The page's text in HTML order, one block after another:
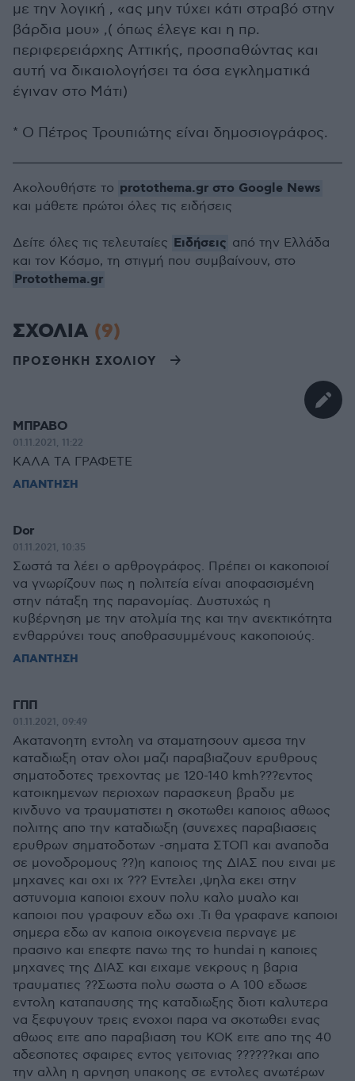
με την λογική , «ας μην τύχει κάτι στραβό στην
βάρδια μου» ,( όπως έλεγε και η πρ.
περιφερειάρχης Αττικής, προσπαθώντας και
αυτή να δικαιολογήσει τα όσα εγκληματικά
έγιναν στο Μάτι)
* Ο Πέτρος Τρουπιώτης είναι δημοσιογράφος.
Ακολουθήστε το protothema.gr στο Google News
και μάθετε πρώτοι όλες τις ειδήσεις
Δείτε όλες τις τελευταίες Ειδήσεις από την Ελλάδα
και τον Κόσμο, τη στιγμή που συμβαίνουν, στο
Protothema.gr
ΣΧΟΛΙΑ (9)
ΠΡΟΣΘΗΚΗ ΣΧΟΛΙΟΥ
ΜΠΡΑΒΟ
01.11.2021, 11:22
ΚΑΛΑ ΤΑ ΓΡΑΦΕΤΕ
ΑΠΑΝΤΗΣΗ
Dor
01.11.2021, 10:35
Σωστά τα λέει ο αρθρογράφος. Πρέπει οι κακοποιοί
να γνωρίζουν πως η πολιτεία είναι αποφασισμένη
στην πάταξη της παρανομίας. Δυστυχώς η
κυβέρνηση με την ατολμία της και την ανεκτικότητα
ενθαρρύνει τους αποθρασυμμένους κακοποιούς.
ΑΠΑΝΤΗΣΗ
ΓΠΠ
01.11.2021, 09:49
Ακατανοητη εντολη να σταματησουν αμεσα την
καταδιωξη οταν ολοι μαζι παραβιαζουν ερυθρους
σηματοδοτες τρεχοντας με 120-140 kmh???εντος
κατοικημενων περιοχων παρασκευη βραδυ με
κινδυνο να τραυματιστει η σκοτωθει καποιος αθωος
πολιτης απο την καταδιωξη (συνεχες παραβιασεις
ερυθρων σηματοδοτων -σηματα ΣΤΟΠ και αναποδα
σε μονοδρομους ??)η καποιος της ΔΙΑΣ που ειναι με
μηχανες και οχι ιχ ??? Εντελει ,ψηλα εκει στην
αστυνομια καποιοι εχουν πολυ καλο μυαλο και
καποιοι που γραφουν εδω οχι .Τι θα γραφανε καποιοι
σημερα εδω αν καποια οικογενεια περναγε με
πρασινο και επεφτε πανω της το hundai η καποιες
μηχανες της ΔΙΑΣ και ειχαμε νεκρους η βαρια
τραυματιες ??Σωστα πολυ σωστα ο Α 100 εδωσε
εντολη καταπαυσης της καταδιωξης διοτι καλυτερα
να ξεφυγουν τρεις ενοχοι παρα να σκοτωθει ενας
αθωος ειτε απο παραβιαση του ΚΟΚ ειτε απο της 40
αδεσποτες σφαιρες εντος γειτονιας ??????και απο
την αλλη η αρνηση υπακοης σε εντολες ανωτέρων